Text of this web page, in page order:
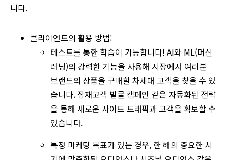
니다.
클라이언트의 활용 방법:
테스트를 통한 학습이 가능합니다! AI와 ML(머신
러닝)의 강력한 기능을 사용해 시장에서 여러분
브랜드의 상품을 구매할 차세대 고객을 찾을 수 있
습니다. 잠재고객 발굴 캠페인 같은 자동화된 전략
을 통해 새로운 사이트 트래픽과 고객을 확보할 수
있습니다.
특정 마케팅 목표가 있는 경우, 한 해의 중요한 시